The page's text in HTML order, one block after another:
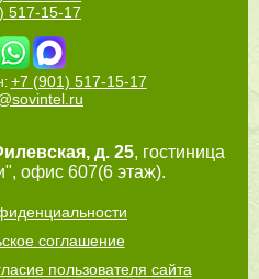
517-15-17
+7 (901) 517-15-17
д. 25, гостиница
офис 607(6 этаж).
соглашение
пользователя сайта